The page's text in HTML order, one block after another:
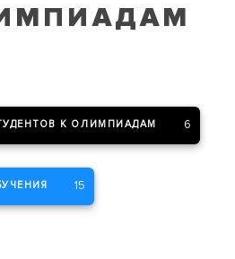
К ОЛИМПИАДАМ 6
15